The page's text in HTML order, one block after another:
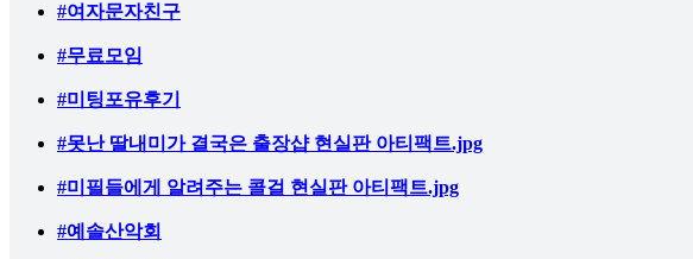
#여자문자친구
#무료모임
#미팅포유후기
#못난 딸내미가 결국은 출장샵 현실판 아티팩트.jpg
#미필들에게 알려주는 콜걸 현실판 아티팩트.jpg
#예솔산악회